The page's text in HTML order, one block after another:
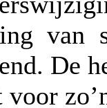
van
De
voor